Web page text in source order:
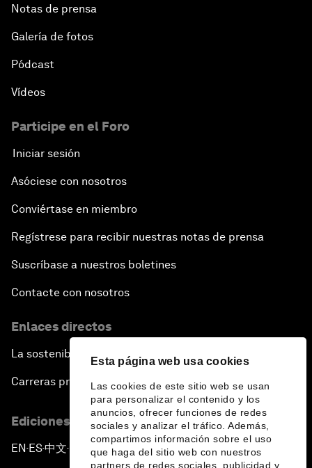
Esta página web usa cookies
Las cookies de este sitio web se usan
para personalizar el contenido y los
anuncios, ofrecer funciones de redes
sociales y analizar el tráfico. Además,
compartimos información sobre el uso
que haga del sitio web con nuestros
partners de redes sociales, publicidad y
Notas de prensa
Galería de fotos
Pódcast
Vídeos
Participe en el Foro
Iniciar sesión
Asóciese con nosotros
Conviértase en miembro
Regístrese para recibir nuestras notas de prensa
Suscríbase a nuestros boletines
Contacte con nosotros
Enlaces directos
La sostenibilidad en el Foro
Carreras profesionales
Ediciones en otros idiomas
EN ▪ ES▪中文▪ 日本語